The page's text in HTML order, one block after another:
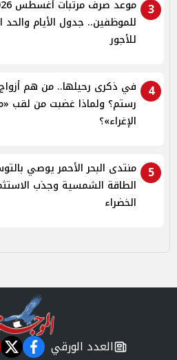
3
موعد صرف
للموظفين.. جدول الأيام والحد
للأجور
4
في ذكرى رحيلها.. من هم
رستم؟ ولماذا غضبت من لقب
الإغراء»؟
5
منتدى البحر الأحمر يوصي
الطاقة الشمسية وجذب
الخضراء
newspaper
العدد الورقي